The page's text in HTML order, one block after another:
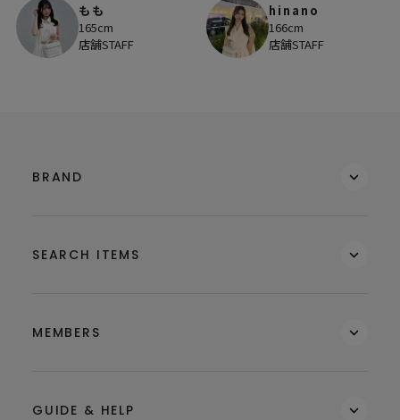
もも
165cm
店舗STAFF
hinano
166cm
店舗STAFF
BRAND
SEARCH ITEMS
MEMBERS
GUIDE & HELP